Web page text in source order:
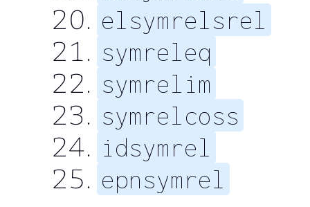
elsymrelsrel
symreleq
symrelim
symrelcoss
idsymrel
epnsymrel